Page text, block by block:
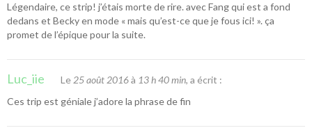
Légendaire, ce strip! j’étais morte de rire. avec Fang qui est a fond
dedans et Becky en mode « mais qu’est-ce que je fous ici! ». ça
promet de l’épique pour la suite.
Luc_iie Le 25 août 2016à 13 h 40 min, a écrit :
Ces trip est géniale j’adore la phrase de fin